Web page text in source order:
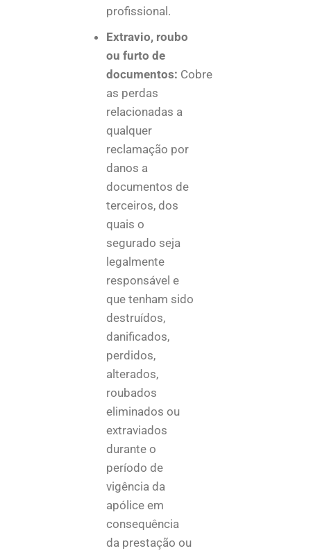
profissional.
Extravio, roubo
ou furto de
documentos: Cobre
as perdas
relacionadas a
qualquer
reclamação por
danos a
documentos de
terceiros, dos
quais o
segurado seja
legalmente
responsável e
que tenham sido
destruídos,
danificados,
perdidos,
alterados,
roubados
eliminados ou
extraviados
durante o
período de
vigência da
apólice em
consequência
da prestação ou